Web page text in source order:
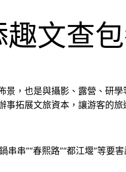
趣文查
，也是與攝影、露營、研
事拓展文旅資本，讓游客的旅
串串”“春熙路”“都江堰”等